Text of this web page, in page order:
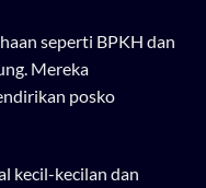
seperti BPKH dan
Mereka
posko
kecil-kecilan dan